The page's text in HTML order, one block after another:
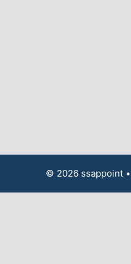
© 2026 ssappoint•